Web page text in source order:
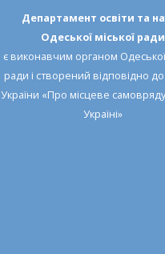
Департамент освіти та
Одеської міської ради
є виконавчим органом
ради і створений відповідно до
України «Про місцеве
Україні»